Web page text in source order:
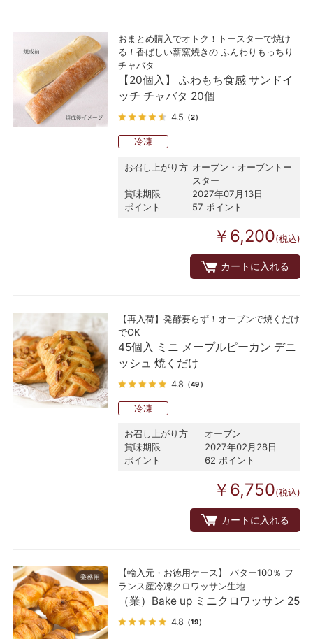
おまとめ購入でオトク！トースターで焼け
る！香ばしい薪窯焼きの ふんわりもっちり
チャバタ
【20個入】 ふわもち食感 サンドイ
ッチ チャバタ 20個
4.5 （2）
冷凍
お召し上がり方 オーブン・オーブントー
スター
賞味期限
2027年07月13日
ポイント
57 ポイント
￥6,200(税込)
カートに入れる
【再入荷】発酵要らず！オーブンで焼くだけ
でOK
45個入 ミニ メープルピーカン デニ
ッシュ 焼くだけ
4.8 （49）
冷凍
お召し上がり方
オーブン
賞味期限
2027年02月28日
ポイント
62 ポイント
￥6,750(税込)
カートに入れる
【輸入元・お徳用ケース】 バター100％ フ
ランス産冷凍クロワッサン生地
（業）Bake up ミニクロワッサン 25
4.8 （19）